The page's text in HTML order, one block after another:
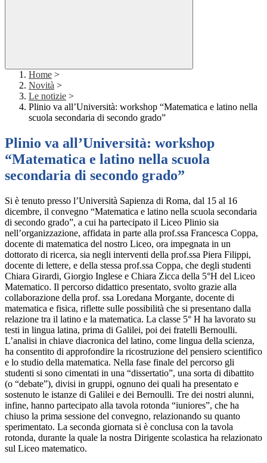
Home >
Novità >
Le notizie >
Plinio va all’Università: workshop “Matematica e latino nella
scuola secondaria di secondo grado”
Plinio va all’Università: workshop
“Matematica e latino nella scuola
secondaria di secondo grado”
Si è tenuto presso l’Università Sapienza di Roma, dal 15 al 16
dicembre, il convegno “Matematica e latino nella scuola secondaria
di secondo grado”, a cui ha partecipato il Liceo Plinio sia
nell’organizzazione, affidata in parte alla prof.ssa Francesca Coppa,
docente di matematica del nostro Liceo, ora impegnata in un
dottorato di ricerca, sia negli interventi della prof.ssa Piera Filippi,
docente di lettere, e della stessa prof.ssa Coppa, che degli studenti
Chiara Girardi, Giorgio Inglese e Chiara Zicca della 5°H del Liceo
Matematico. Il percorso didattico presentato, svolto grazie alla
collaborazione della prof. ssa Loredana Morgante, docente di
matematica e fisica, riflette sulle possibilità che si presentano dalla
relazione tra il latino e la matematica. La classe 5° H ha lavorato su
testi in lingua latina, prima di Galilei, poi dei fratelli Bernoulli.
L’analisi in chiave diacronica del latino, come lingua della scienza,
ha consentito di approfondire la ricostruzione del pensiero scientifico
e lo studio della matematica. Nella fase finale del percorso gli
studenti si sono cimentati in una “dissertatio”, una sorta di dibattito
(o “debate”), divisi in gruppi, ognuno dei quali ha presentato e
sostenuto le istanze di Galilei e dei Bernoulli. Tre dei nostri alunni,
infine, hanno partecipato alla tavola rotonda “iuniores”, che ha
chiuso la prima sessione del convegno, relazionando su quanto
sperimentato. La seconda giornata si è conclusa con la tavola
rotonda, durante la quale la nostra Dirigente scolastica ha relazionato
sul Liceo matematico.